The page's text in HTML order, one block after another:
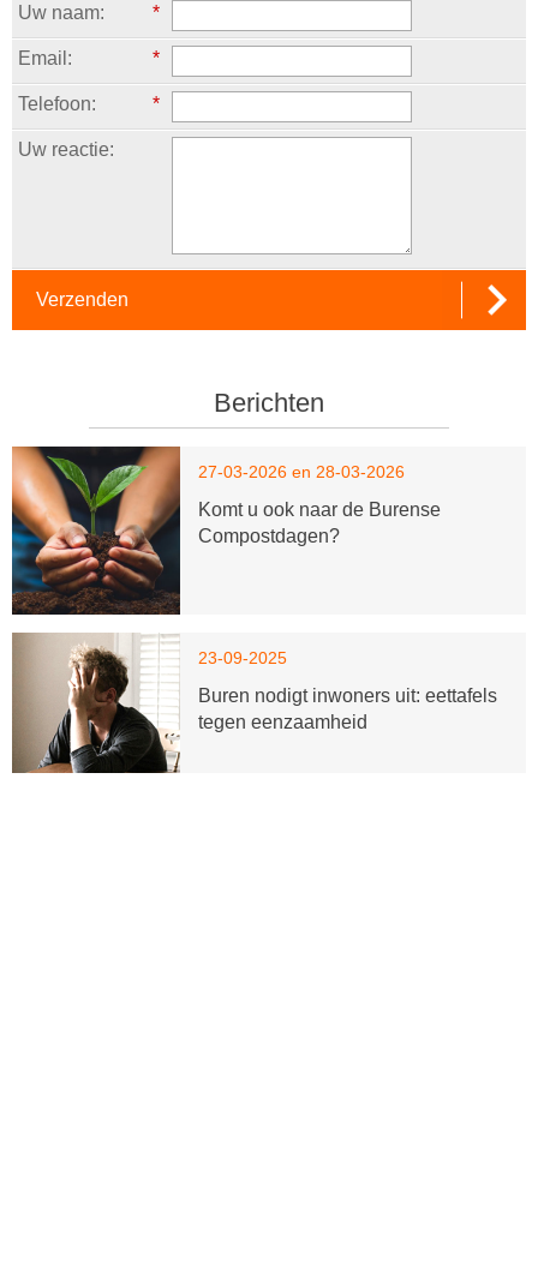
Uw naam: *
Email: *
Telefoon: *
Uw reactie:
Verzenden
Berichten
27-03-2026 en 28-03-2026
Komt u ook naar de Burense
Compostdagen?
23-09-2025
Buren nodigt inwoners uit: eettafels
tegen eenzaamheid